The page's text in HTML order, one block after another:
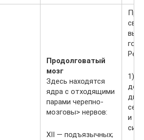
Продолговатый
мозг
Здесь находятся
ядра с отходящими
парами черепно-
мозговы> нервов:
XII — подъязычных;
1)
и